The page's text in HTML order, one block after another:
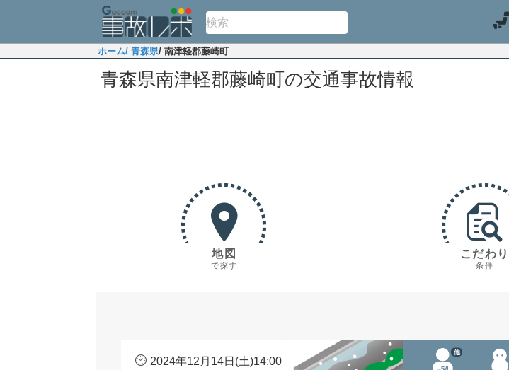
ホーム/ 青森県/ 南津軽郡藤崎町
青森県南津軽郡藤崎町の交通事故情報
地図
で探す
こだわり
条件
2024年12月14日(土)14:00
他